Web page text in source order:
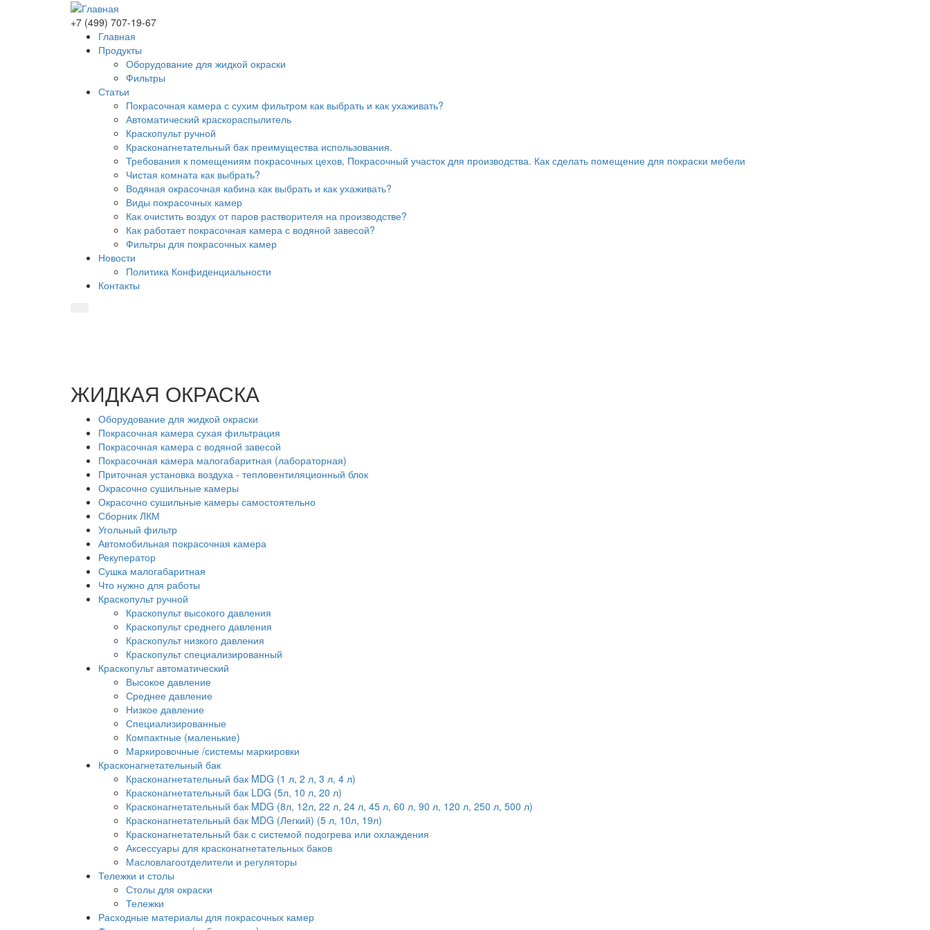
+7 (499) 707-19-67
Главная
Продукты
Оборудование для жидкой окраски
Фильтры
Статьи
Покрасочная камера с сухим фильтром как выбрать и как ухаживать?
Автоматический краскораспылитель
Краскопульт ручной
Красконагнетательный бак преимущества использования.
Требования к помещениям покрасочных цехов, Покрасочный участок для производства. Как сделать помещение для покраски мебели
Чистая комната как выбрать?
Водяная окрасочная кабина как выбрать и как ухаживать?
Виды покрасочных камер
Как очистить воздух от паров растворителя на производстве?
Как работает покрасочная камера с водяной завесой?
Фильтры для покрасочных камер
Новости
Политика Конфиденциальности
Контакты
ЖИДКАЯ ОКРАСКА
Оборудование для жидкой окраски
Покрасочная камера сухая фильтрация
Покрасочная камера с водяной завесой
Покрасочная камера малогабаритная (лабораторная)
Приточная установка воздуха - тепловентиляционный блок
Окрасочно сушильные камеры
Окрасочно сушильные камеры самостоятельно
Сборник ЛКМ
Угольный фильтр
Автомобильная покрасочная камера
Рекуператор
Сушка малогабаритная
Что нужно для работы
Краскопульт ручной
Краскопульт высокого давления
Краскопульт среднего давления
Краскопульт низкого давления
Краскопульт специализированный
Краскопульт автоматический
Высокое давление
Среднее давление
Низкое давление
Специализированные
Компактные (маленькие)
Маркировочные /системы маркировки
Красконагнетательный бак
Красконагнетательный бак MDG (1 л, 2 л, 3 л, 4 л)
Красконагнетательный бак LDG (5л, 10 л, 20 л)
Красконагнетательный бак MDG (8л, 12л, 22 л, 24 л, 45 л, 60 л, 90 л, 120 л, 250 л, 500 л)
Красконагнетательный бак MDG (Легкий) (5 л, 10л, 19л)
Красконагнетательный бак с системой подогрева или охлаждения
Аксессуары для красконагнетательных баков
Масловлагоотделители и регуляторы
Тележки и столы
Столы для окраски
Тележки
Расходные материалы для покрасочных камер